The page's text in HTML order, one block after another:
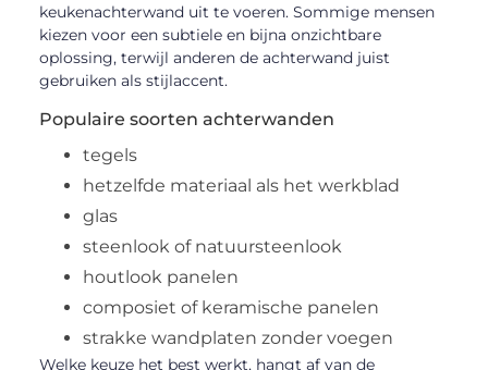
keukenachterwand uit te voeren. Sommige mensen
kiezen voor een subtiele en bijna onzichtbare
oplossing, terwijl anderen de achterwand juist
gebruiken als stijlaccent.
Populaire soorten achterwanden
tegels
hetzelfde materiaal als het werkblad
glas
steenlook of natuursteenlook
houtlook panelen
composiet of keramische panelen
strakke wandplaten zonder voegen
Welke keuze het best werkt, hangt af van de